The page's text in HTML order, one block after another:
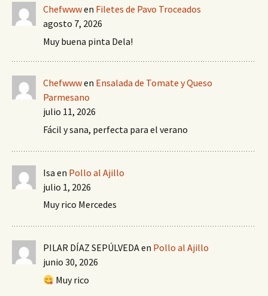
Chefwwwen Filetes de Pavo Troceados
agosto 7, 2026
Muy buena pinta Dela!
Chefwwwen Ensalada de Tomate y Queso
Parmesano
julio 11, 2026
Fácil y sana, perfecta para el verano
Isa en Pollo al Ajillo
julio 1, 2026
Muy rico Mercedes
PILAR DÍAZ SEPÚLVEDAen Pollo al Ajillo
junio 30, 2026
Muy rico